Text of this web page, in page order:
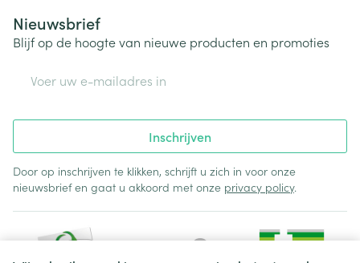
Nieuwsbrief
Blijf op de hoogte van nieuwe producten en promoties
Inschrijven
Door op inschrijven te klikken, schrijft u zich in voor onze
nieuwsbrief en gaat u akkoord met onze privacy policy.